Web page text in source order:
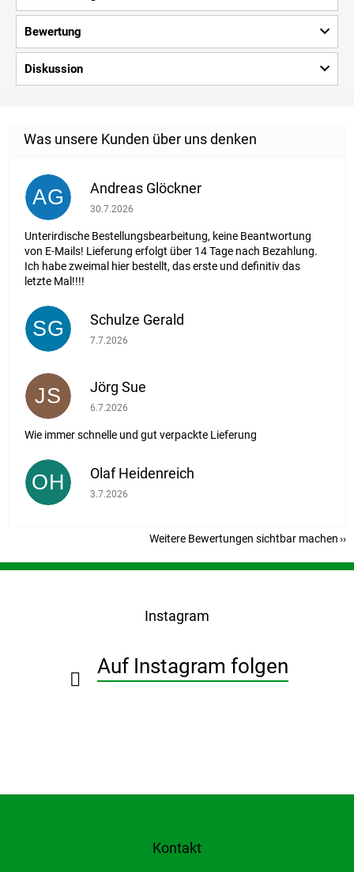
Bewertung
Diskussion
AG Andreas Glöckner
Die Shop-Bewertung beträgt 1 von 5 Sternen.
30.7.2026
Unterirdische Bestellungsbearbeitung, keine Beantwortung
von E-Mails! Lieferung erfolgt über 14 Tage nach Bezahlung.
Ich habe zweimal hier bestellt, das erste und definitiv das
letzte Mal!!!!
SG Schulze Gerald
Die Shop-Bewertung beträgt 5 von 5 Sternen.
7.7.2026
JS Jörg Sue
Die Shop-Bewertung beträgt 5 von 5 Sternen.
6.7.2026
Wie immer schnelle und gut verpackte Lieferung
OH Olaf Heidenreich
Die Shop-Bewertung beträgt 5 von 5 Sternen.
3.7.2026
Weitere Bewertungen sichtbar machen
F
Instagram
Auf Instagram folgen
Kontakt